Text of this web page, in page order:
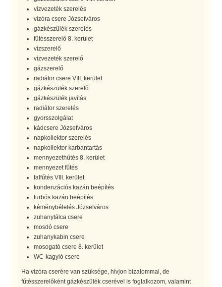
vízvezeték szerelés
vízóra csere Józsefváros
gázkészülék szerelés
fűtésszerelő 8. kerület
vízszerelő
vízvezeték szerelő
gázszerelő
radiátor csere VIII. kerület
gázkészülék szerelő
gázkészülék javítás
radiátor szerelés
gyorsszolgálat
kádcsere Józsefváros
napkollektor szerelés
napkollektor karbantartás
mennyezethűtés 8. kerület
mennyezet fűtés
falfűtés VIII. kerület
kondenzációs kazán beépítés
turbós kazán beépítés
kéménybélelés Józsefváros
zuhanytálca csere
mosdó csere
zuhanykabin csere
mosogató csere 8. kerület
WC-kagyló csere
Ha vízóra cserére van szüksége, hívjon bizalommal, de
fűtésszerelőként gázkészülék cserével is foglalkozom, valamint